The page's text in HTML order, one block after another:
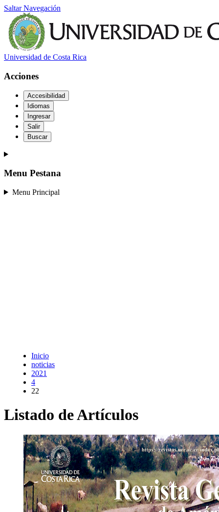
Saltar Navegación
Universidad de Costa Rica
Acciones
Accesibilidad
Idiomas
Ingresar
Salir
Buscar
Menu Pestana
Menu Principal
Inicio
noticias
2021
4
22
Listado de Artículos